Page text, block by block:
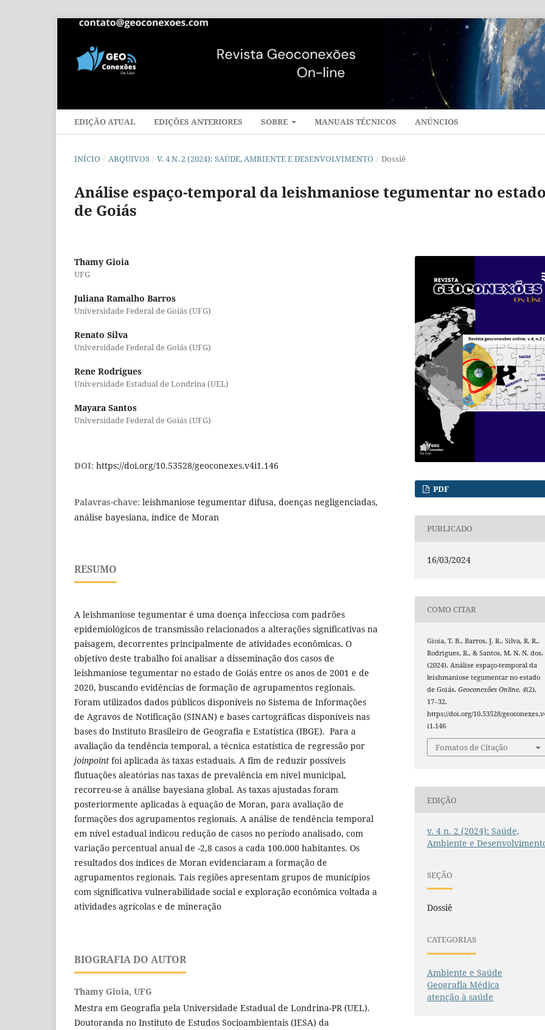
EDIÇÃO ATUAL EDIÇÕES ANTERIORES SOBRE MANUAIS TÉCNICOS ANÚNCIOS
INÍCIO / ARQUIVOS / V. 4 N. 2 (2024): SAÚDE, AMBIENTE E DESENVOLVIMENTO / Dossiê
Análise espaço-temporal da leishmaniose tegumentar no estado
de Goiás
Thamy Gioia
UFG
Juliana Ramalho Barros
Universidade Federal de Goiás (UFG)
Renato Silva
Universidade Federal de Goiás (UFG)
Rene Rodrigues
Universidade Estadual de Londrina (UEL)
Mayara Santos
Universidade Federal de Goiás (UFG)
DOI: https://doi.org/10.53528/geoconexes.v4i1.146
Palavras-chave: leishmaniose tegumentar difusa, doenças negligenciadas,
análise bayesiana, índice de Moran
RESUMO
A leishmaniose tegumentar é uma doença infecciosa com padrões
epidemiológicos de transmissão relacionados a alterações significativas na
paisagem, decorrentes principalmente de atividades econômicas. O
objetivo deste trabalho foi analisar a disseminação dos casos de
leishmaniose tegumentar no estado de Goiás entre os anos de 2001 e de
2020, buscando evidências de formação de agrupamentos regionais.
Foram utilizados dados públicos disponíveis no Sistema de Informações
de Agravos de Notificação (SINAN) e bases cartográficas disponíveis nas
bases do Instituto Brasileiro de Geografia e Estatística (IBGE). Para a
avaliação da tendência temporal, a técnica estatística de regressão por
joinpoint foi aplicada às taxas estaduais. A fim de reduzir possíveis
flutuações aleatórias nas taxas de prevalência em nível municipal,
recorreu-se à análise bayesiana global. As taxas ajustadas foram
posteriormente aplicadas à equação de Moran, para avaliação de
formações dos agrupamentos regionais. A análise de tendência temporal
em nível estadual indicou redução de casos no período analisado, com
variação percentual anual de -2,8 casos a cada 100.000 habitantes. Os
resultados dos índices de Moran evidenciaram a formação de
agrupamentos regionais. Tais regiões apresentam grupos de municípios
com significativa vulnerabilidade social e exploração econômica voltada a
atividades agrícolas e de mineração
BIOGRAFIA DO AUTOR
Thamy Gioia, UFG
Mestra em Geografia pela Universidade Estadual de Londrina-PR (UEL).
Doutoranda no Instituto de Estudos Socioambientais (IESA) da
PDF
PUBLICADO
16/03/2024
COMO CITAR
Gioia, T. B., Barros, J. R., Silva, R. R.,
Rodrigues, R., & Santos, M. N. N. dos.
(2024). Análise espaço-temporal da
leishmaniose tegumentar no estado
de Goiás.Geoconexões Online,4(2),
17–32.
https://doi.org/10.53528/
i1.146
Fomatos de Citação
EDIÇÃO
v. 4 n. 2 (2024): Saúde,
Ambiente e
SEÇÃO
Dossiê
CATEGORIAS
Ambiente e Saúde
Geografia Médica
atenção à saúde